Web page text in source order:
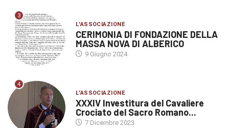
3
L'ASSOCIAZIONE
CERIMONIA DI FONDAZIONE DELLA
MASSA NOVA DI ALBERICO
9 Giugno 2024
4
L'ASSOCIAZIONE
XXXIV Investitura del Cavaliere
Crociato del Sacro Romano...
7 Dicembre 2023